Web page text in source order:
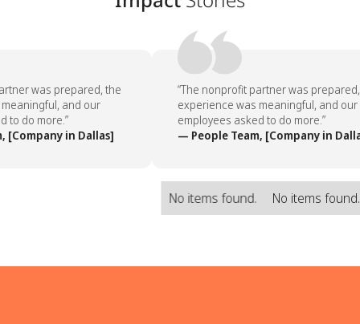
was prepared, the
and our
do more.”
in Dallas]
“The nonprofit partner was prepared,
experience was meaningful, and our
employees asked to do more.”
— People Team, [Company in
No items found. No items